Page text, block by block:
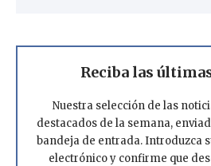
Reciba las
Nuestra selección de las
destacados de la semana,
bandeja de entrada. Introduzca
electrónico y confirme que